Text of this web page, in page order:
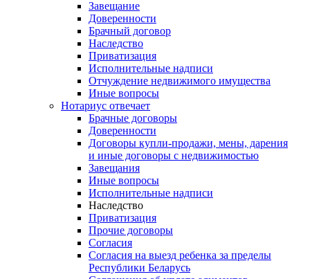
Завещание
Доверенности
Брачный договор
Наследство
Приватизация
Исполнительные надписи
Отчуждение недвижимого имущества
Иные вопросы
Нотариус отвечает
Брачные договоры
Доверенности
Договоры купли-продажи, мены, дарения
и иные договоры с недвижимостью
Завещания
Иные вопросы
Исполнительные надписи
Наследство
Приватизация
Прочие договоры
Согласия
Согласия на выезд ребенка за пределы
Республики Беларусь